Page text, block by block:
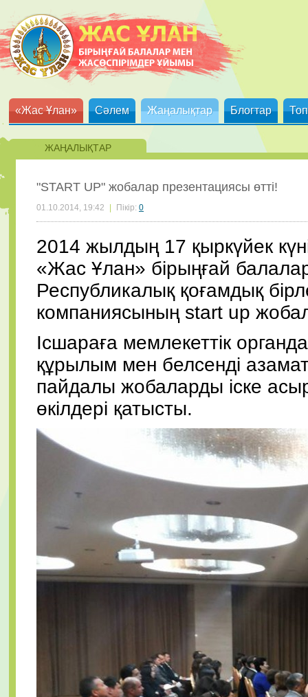
«Жас Ұлан» Сәлем Жаңалықтар Блогтар
ЖАҢАЛЫҚТАР
"START UP" жобалар презентациясы өтті!
01.10.2014, 19:42 Пікір: 0
2014 жылдың 17 қыркүйек
«Жас Ұлан» бірыңғай
Республикалық қоғамдық
компаниясының start up
Ісшараға мемлекеттік
құрылым мен белсенді
пайдалы жобаларды іске
өкілдері қатысты.